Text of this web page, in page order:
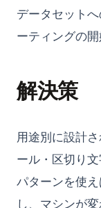
データセット
ーティングの
解決策
用途別に設計
ール・区切り
パターンを使
し、マシンが